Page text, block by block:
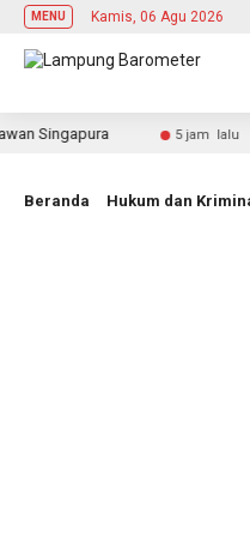
MENU Kamis, 06 Agu 2026
Singapura 5 jam lalu
Beranda Hukum dan